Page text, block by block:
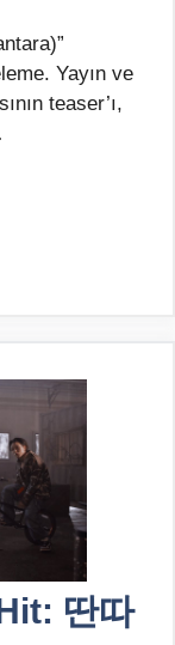
Yayın ve
teaser’ı,
딴따